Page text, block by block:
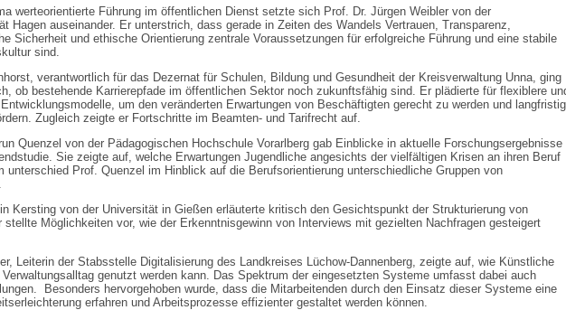
werteorientierte Führung im öffentlichen Dienst setzte sich Prof. Dr. Jürgen Weibler von der
Hagen auseinander. Er unterstrich, dass gerade in Zeiten des Wandels Vertrauen, Transparenz,
Sicherheit und ethische Orientierung zentrale Voraussetzungen für erfolgreiche Führung und eine stabile
sind.
verantwortlich für das Dezernat für Schulen, Bildung und Gesundheit der Kreisverwaltung Unna, ging
ob bestehende Karrierepfade im öffentlichen Sektor noch zukunftsfähig sind. Er plädierte für flexiblere
um den veränderten Erwartungen von Beschäftigten gerecht zu werden und
Zugleich zeigte er Fortschritte im Beamten- und Tarifrecht auf.
Quenzel von der Pädagogischen Hochschule Vorarlberg gab Einblicke in aktuelle Forschungsergebnisse
Sie zeigte auf, welche Erwartungen Jugendliche angesichts der vielfältigen Krisen an ihren Beruf
unterschied Prof. Quenzel im Hinblick auf die Berufsorientierung unterschiedliche Gruppen von
Kersting von der Universität in Gießen erläuterte kritisch den Gesichtspunkt der Strukturierung von
stellte Möglichkeiten vor, wie der Erkenntnisgewinn von Interviews mit gezielten Nachfragen gesteigert
Leiterin der Stabsstelle Digitalisierung des Landkreises Lüchow-Dannenberg, zeigte auf, wie Künstliche
Verwaltungsalltag genutzt werden kann. Das Spektrum der eingesetzten Systeme umfasst dabei auch
Besonders hervorgehoben wurde, dass die Mitarbeitenden durch den Einsatz dieser Systeme eine
erfahren und Arbeitsprozesse effizienter gestaltet werden können.